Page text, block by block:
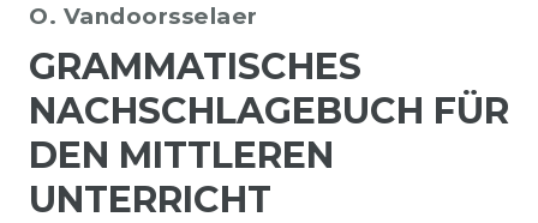
O. Vandoorsselaer
GRAMMATISCHES
NACHSCHLAGEBUCH FÜR
DEN MITTLEREN
UNTERRICHT